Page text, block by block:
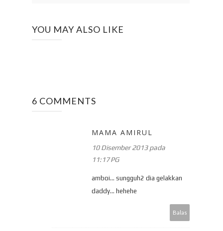
YOU MAY ALSO LIKE
6 COMMENTS
MAMA AMIRUL
10 Disember 2013 pada
11:17 PG
amboi... sungguh2 dia gelakkan
daddy... hehehe
Balas